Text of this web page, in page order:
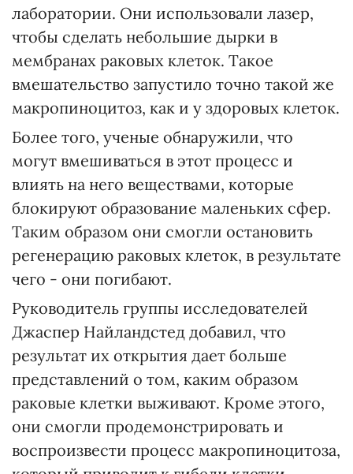
лаборатории. Они использовали лазер,
чтобы сделать небольшие дырки в
мембранах раковых клеток. Такое
вмешательство запустило точно такой же
макропиноцитоз, как и у здоровых клеток.
Более того, ученые обнаружили, что
могут вмешиваться в этот процесс и
влиять на него веществами, которые
блокируют образование маленьких сфер.
Таким образом они смогли остановить
регенерацию раковых клеток, в результате
чего - они погибают.
Руководитель группы исследователей
Джаспер Найландстед добавил, что
результат их открытия дает больше
представлений о том, каким образом
раковые клетки выживают. Кроме этого,
они смогли продемонстрировать и
воспроизвести процесс макропиноцитоза,